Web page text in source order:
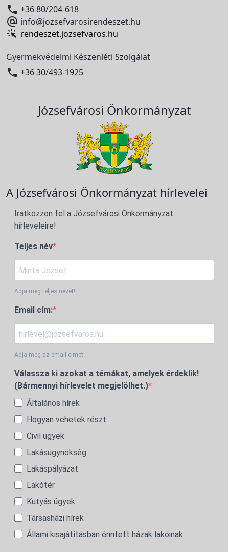
 +36 80/204-618
 info@jozsefvarosirendeszet.hu
rendeszet.jozsefvaros.hu
Gyermekvédelmi Készenléti Szolgálat
 +36 30/493-1925
Józsefvárosi Önkormányzat
A Józsefvárosi Önkormányzat hírlevelei
Iratkozzon fel a Józsefvárosi Önkormányzat
hírleveleire!
Teljes név
Adja meg teljes nevét!
Email cím:
Adja meg az email címét!
Válassza ki azokat a témákat, amelyek érdeklik!
(Bármennyi hírlevelet megjelölhet.)
Általános hírek
Hogyan vehetek részt
Civil ügyek
Lakásügynökség
Lakáspályázat
Lakótér
Kutyás ügyek
Társasházi hírek
Állami kisajátításban érintett házak lakóinak